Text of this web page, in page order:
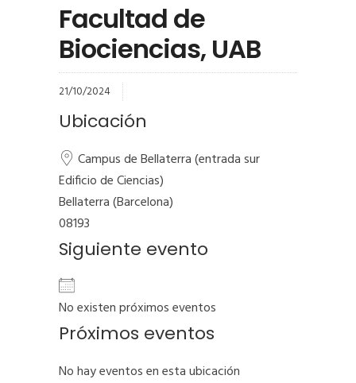
Facultad de
Biociencias, UAB
21/10/2024
Ubicación
Campus de Bellaterra (entrada sur
Edificio de Ciencias)
Bellaterra (Barcelona)
08193
Siguiente evento
No existen próximos eventos
Próximos eventos
No hay eventos en esta ubicación